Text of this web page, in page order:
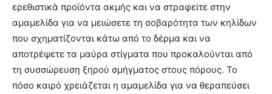
ερεθιστικά προϊόντα ακμής και να στραφείτε στην
αμαμελίδα για να μειώσετε τη σοβαρότητα των κηλίδων
που σχηματίζονται κάτω από το δέρμα και να
αποτρέψετε τα μαύρα στίγματα που προκαλούνται από
τη συσσώρευση ξηρού σμήγματος στους πόρους. Το
πόσο καιρό χρειάζεται η αμαμελίδα για να θεραπεύσει